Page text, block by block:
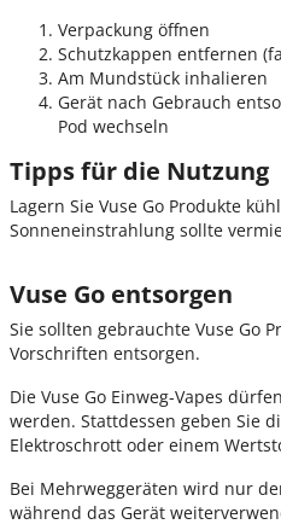
Verpackung öffnen
Schutzkappen entfernen
Am Mundstück inhalieren
Gerät nach Gebrauch
Pod wechseln
Tipps für die Nutzung
Lagern Sie Vuse Go Produkte
Sonneneinstrahlung sollte
Vuse Go entsorgen
Sie sollten gebrauchte Vuse Go
Vorschriften entsorgen.
Die Vuse Go Einweg-Vapes
werden. Stattdessen geben Sie
Elektroschrott oder einem
Bei Mehrweggeräten wird nur
während das Gerät